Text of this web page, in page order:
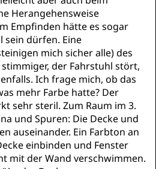
Herangehensweise
Empfinden hätte es sogar
sein dürfen. Eine
mich sicher alle) des
der Fahrstuhl stört,
Ich frage mich, ob das
mehr Farbe hatte? Der
sehr steril. Zum Raum im 3.
und Spuren: Die Decke und
auseinander. Ein Farbton an
einbinden und Fenster
mit der Wand verschwimmen.